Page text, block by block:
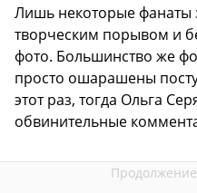
Лишь некоторые фанаты
творческим порывом и
фото. Большинство же
просто ошарашены
этот раз, тогда Ольга
обвинительные